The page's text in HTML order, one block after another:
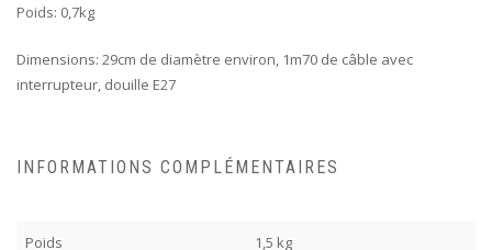
Poids: 0,7kg
Dimensions: 29cm de diamètre environ, 1m70 de câble avec
interrupteur, douille E27
INFORMATIONS COMPLÉMENTAIRES
Poids 1,5 kg